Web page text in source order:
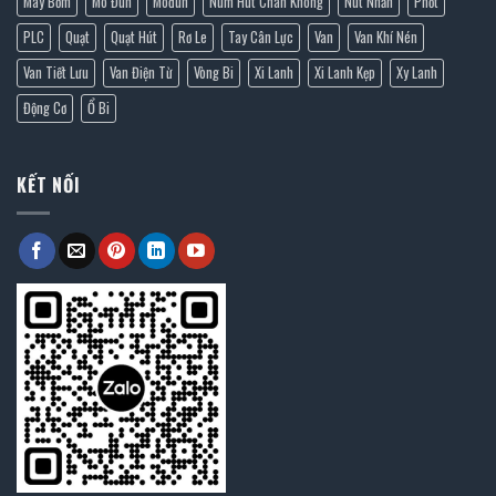
PLC
Quạt Quạt Hút Rơ Le Tay Cân Lực Van
Van Khí Nén
Van Tiết Lưu
Van Điện Từ Vòng Bi Xi Lanh Xi Lanh Kẹp
Xy Lanh
Động Cơ
Ổ Bi
KẾT NỐI